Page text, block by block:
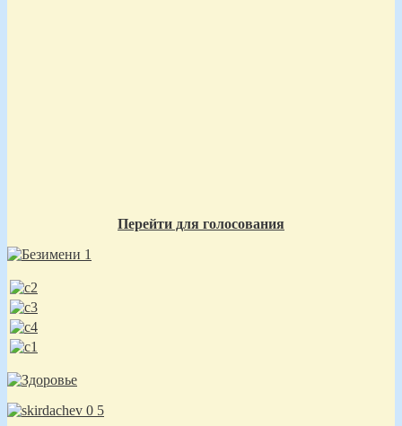
Перейти для голосования